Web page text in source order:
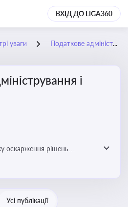
ВХІД ДО LIGA360
уваги Податкове адміністрування і спори з ДПС
і
оскарження рішень
внаслідок
механізмів захисту прав
Усі публікації